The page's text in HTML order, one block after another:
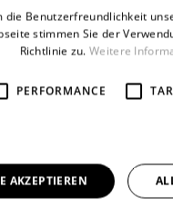
Kinder für
die Benutzerfreundlichkeit
stimmen Sie der
Richtlinie zu. Weitere
PERFORMANCE
AKZEPTIEREN